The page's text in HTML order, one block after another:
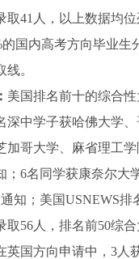
取41 人，以上数据均
的国内高考方向毕业生
。
美国排名前十的综合
深中学子获哈佛大学
加哥大学、麻省理工
； 6名同学获康奈尔大
知；美国USNEWS排
取56 人，排名前50综
英国方向申请中， 3 人